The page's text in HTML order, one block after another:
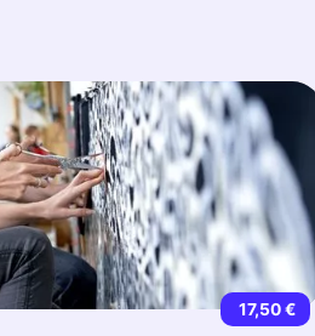
17,50 €